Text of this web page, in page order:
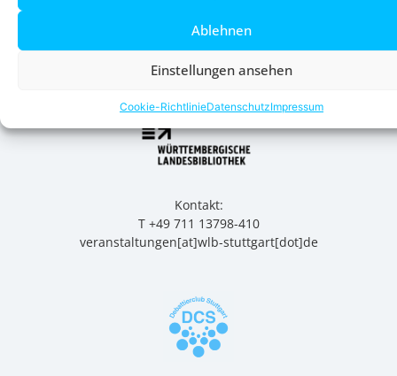
Ablehnen
Einstellungen ansehen
Cookie-RichtlinieDatenschutzImpressum
Veranstalter
Kontakt:
T +49 711 13798-410
veranstaltungen[at]wlb-stuttgart[dot]de